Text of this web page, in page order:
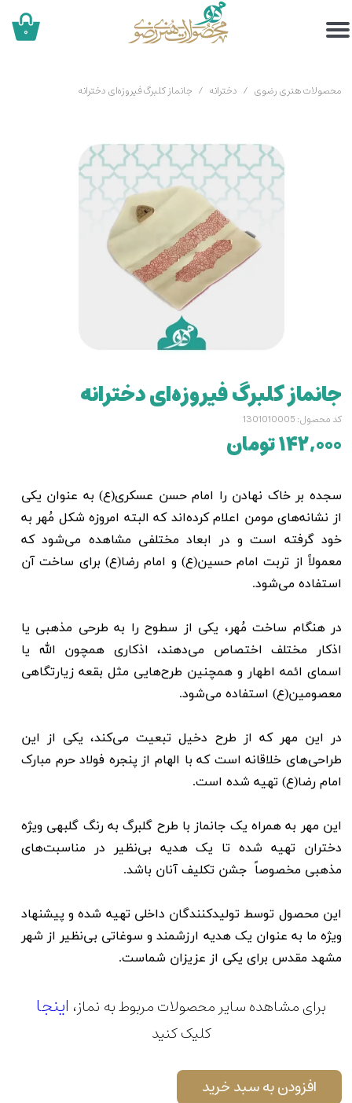
۰
محصولات هنری رضوی دخترانه جانماز کلبرگ فیروزه‌ای دخترانه
جانماز کلبرگ فیروزه‌ای دخترانه
کد محصول: 1301010005
۱۴۲,۰۰۰ تومان
سجده بر خاک نهادن را امام حسن عسکری(ع) به عنوان یکی
از نشانه‌های مومن اعلام کرده‌اند که البته امروزه شکل مُهر به
خود گرفته است و در ابعاد مختلفی مشاهده می‌شود که
معمولاً از تربت امام حسین(ع) و امام رضا(ع) برای ساخت آن
استفاده می‌شود.
در هنگام ساخت مُهر، یکی از سطوح را به طرحی مذهبی‌ یا
اذکار مختلف اختصاص می‌دهند، اذکاری همچون الله یا
اسمای ائمه اطهار و همچنین طرح‌هایی مثل بقعه زیارتگاهی
معصومین(ع) استفاده می‌شود.
در این مهر که از طرح دخیل تبعیت می‌کند، یکی از این
طراحی‌های خلاقانه است که با الهام از پنجره فولاد حرم مبارک
امام رضا(ع) تهیه شده است.
این مهر به همراه یک جانماز با طرح گلبرگ به رنگ گلبهی ویژه
دختران تهیه شده تا یک هدیه بی‌نظیر در مناسبت‌های
مذهبی مخصوصاً جشن تکلیف آنان باشد.
این محصول توسط تولیدکنندگان داخلی تهیه شده و پیشنهاد
ویژه ما به عنوان یک هدیه‌ ارزشمند و سوغاتی بی‌نظیر از شهر
مشهد مقدس برای یکی از عزیزان شماست.
برای مشاهده سایر محصولات مربوط به نماز، اینجا
کلیک کنید
افزودن به سبد خرید